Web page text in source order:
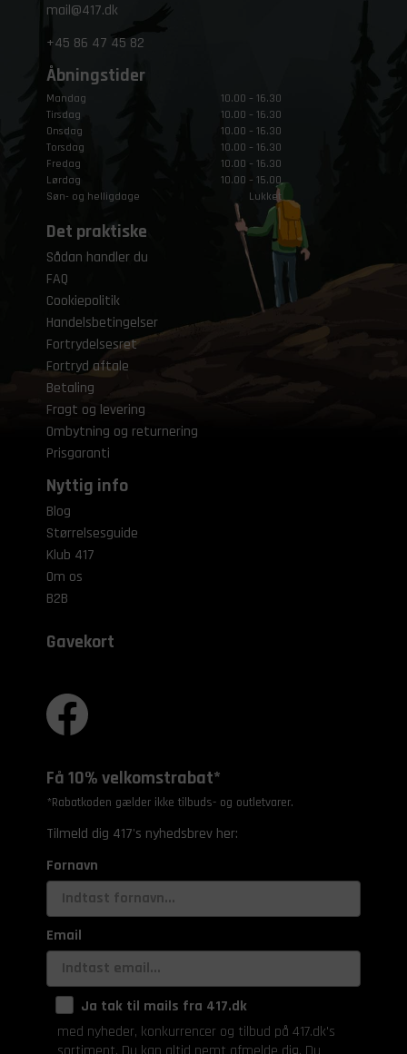
mail@417.dk
+45 86 47 45 82
Åbningstider
Mandag
10.00 – 16.30
Tirsdag
10.00 – 16.30
Onsdag
10.00 – 16.30
Torsdag
10.00 – 16.30
Fredag
10.00 – 16.30
Lørdag
10.00 – 15.00
Søn- og helligdage
Lukket
Det praktiske
Sådan handler du
FAQ
Cookiepolitik
Handelsbetingelser
Fortrydelsesret
Fortryd aftale
Betaling
Fragt og levering
Ombytning og returnering
Prisgaranti
Nyttig info
Blog
Størrelsesguide
Klub 417
Om os
B2B
Gavekort
Få 10% velkomstrabat*
*Rabatkoden gælder ikke tilbuds- og outletvarer.
Tilmeld dig 417's nyhedsbrev her:
Fornavn
Email
Ja tak til mails fra 417.dk
med nyheder, konkurrencer og tilbud på 417.dk's